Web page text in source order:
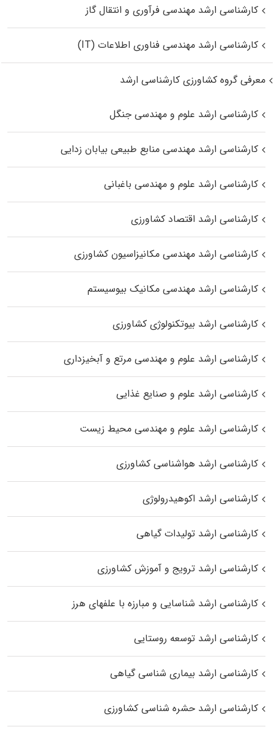
کارشناسی ارشد مهندسی فرآوری و انتقال گاز
کارشناسی ارشد مهندسی فناوری اطلاعات (IT)
معرفی گروه کشاورزی کارشناسی ارشد
کارشناسی ارشد علوم و مهندسی جنگل
کارشناسی ارشد مهندسی منابع طبیعی بیابان زدایی
کارشناسی ارشد علوم و مهندسی باغبانی
کارشناسی ارشد اقتصاد کشاورزی
کارشناسی ارشد مهندسی مکانیزاسیون کشاورزی
کارشناسی ارشد مهندسی مکانیک بیوسیستم
کارشناسی ارشد بیوتکنولوژی کشاورزی
کارشناسی ارشد علوم و مهندسی مرتع و آبخیزداری
کارشناسی ارشد علوم و صنایع غذایی
کارشناسی ارشد علوم و مهندسی محیط زیست
کارشناسی ارشد هواشناسی کشاورزی
کارشناسی ارشد اکوهیدرولوژی
کارشناسی ارشد تولیدات گیاهی
کارشناسی ارشد ترویج و آموزش کشاورزی
کارشناسی ارشد شناسایی و مبارزه با علفهای هرز
کارشناسی ارشد توسعه روستایی
کارشناسی ارشد بیماری‌ شناسی گیاهی
کارشناسی ارشد حشره‌ شناسی کشاورزی